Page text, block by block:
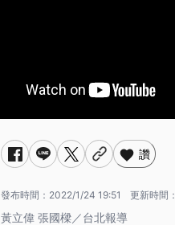
讚
發布時間： 2022/1/24 19:51 更新時間：
黃立偉 張國樑／台北報導